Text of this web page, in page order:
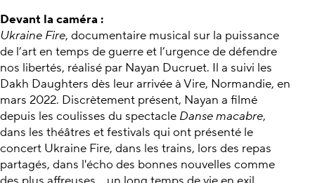
Devant la caméra :
Ukraine Fire, documentaire musical sur la puissance
de l’art en temps de guerre et l’urgence de défendre
nos libertés, réalisé par Nayan Ducruet. Il a suivi les
Dakh Daughters dès leur arrivée à Vire, Normandie, en
mars 2022. Discrètement présent, Nayan a filmé
depuis les coulisses du spectacle Danse macabre,
dans les théâtres et festivals qui ont présenté le
concert Ukraine Fire, dans les trains, lors des repas
partagés, dans l'écho des bonnes nouvelles comme